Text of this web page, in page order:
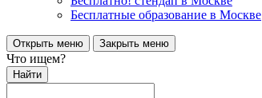
Бесплатные образование в Москве
Открыть меню Закрыть меню
Что ищем?
Найти